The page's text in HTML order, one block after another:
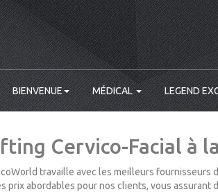
BIENVENUE MÉDICAL LEGEND
Cervico-Facial à
travaille avec les meilleurs fournisseurs
prix abordables pour nos clients, vous assurant